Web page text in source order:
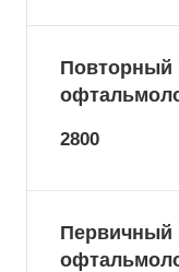
Повторный
2800
Первичный